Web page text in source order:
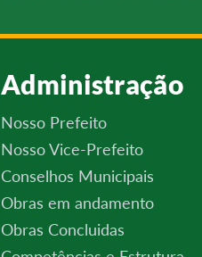
Administração
Nosso Prefeito
Nosso Vice-Prefeito
Conselhos Municipais
Obras em andamento
Obras Concluidas